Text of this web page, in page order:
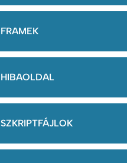
FRAMEK
HIBAOLDAL
SZKRIPTFÁJLOK